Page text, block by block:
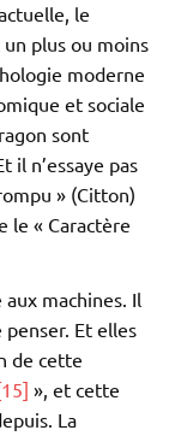
le
plus ou moins
moderne
et sociale
sont
il n’essaye pas
» (Citton)
le « Caractère
machines. Il
Et elles
de cette
», et cette
La